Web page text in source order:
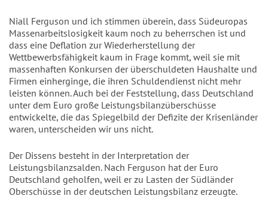
Niall Ferguson und ich stimmen überein, dass Südeuropas
Massenarbeitslosigkeit kaum noch zu beherrschen ist und
dass eine Deflation zur Wiederherstellung der
Wettbewerbsfähigkeit kaum in Frage kommt, weil sie mit
massenhaften Konkursen der überschuldeten Haushalte und
Firmen einherginge, die ihren Schuldendienst nicht mehr
leisten können. Auch bei der Feststellung, dass Deutschland
unter dem Euro große Leistungsbilanzüberschüsse
entwickelte, die das Spiegelbild der Defizite der Krisenländer
waren, unterscheiden wir uns nicht.
Der Dissens besteht in der Interpretation der
Leistungsbilanzsalden. Nach Ferguson hat der Euro
Deutschland geholfen, weil er zu Lasten der Südländer
Oberschüsse in der deutschen Leistungsbilanz erzeugte.